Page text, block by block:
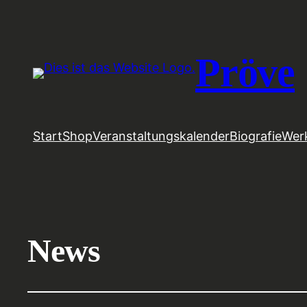
Pröve
StartShopVeranstaltungskalenderBiografie
News